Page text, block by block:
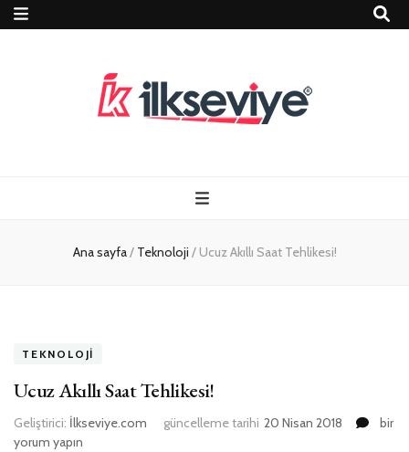
ve Travel – Tur
Rehberi
Ana sayfa/ Teknoloji / Ucuz Akıllı Saat Tehlikesi!
TEKNOLOJI
Ucuz Akıllı Saat Tehlikesi!
Geliştirici: İlkseviye.com güncelleme tarihi 20 Nisan 2018
Ucuz
bir
yorum yapın